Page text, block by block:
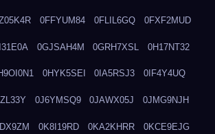
0FFYUM84 0FLIL6GQ 0FXF2MUD
0GJSAH4M 0GRH7XSL 0H17NT32
0HYK5SEI 0IA5RSJ3 0IF4Y4UQ
0J6YMSQ9 0JAWX05J 0JMG9NJH
0K8I19RD 0KA2KHRR 0KCE9EJG